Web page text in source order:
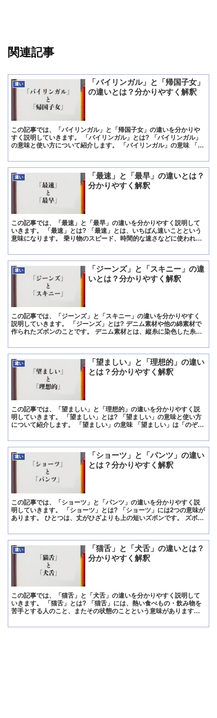
関連記事
違い
「バイリンガル」と「帰国子女」
の違いとは？分かりやすく解釈
この記事では、「バイリンガル」と「帰国子女」の違いを分かりや
すく説明していきます。 「バイリンガル」とは? 「バイリンガル」
の意味と使い方について紹介します。 「バイリンガル」の意味 「バ
違い
「最速」と「最早」の違いとは？
分かりやすく解釈
この記事では、「最速」と「最早」の違いを分かりやすく説明して
いきます。 「最速」とは? 「最速」とは、いちばん速いことという
意味になります。 乗り物のスピード、時間的な速さなどに使われる
違い
「ジーンズ」と「スキニー」の違
いとは？分かりやすく解釈
この記事では、「ジーンズ」と「スキニー」の違いを分かりやすく
説明していきます。 「ジーンズ」とは? デニム素材や他の綿素材で
作られたズボンのことです。 デニム素材とは、縦糸に染色した糸、
違い
「望ましい」と「理想的」の違い
とは？分かりやすく解釈
この記事では、「望ましい」と「理想的」の違いを分かりやすく説
明していきます。 「望ましい」とは? 「望ましい」の意味と使い方
について紹介します。 「望ましい」の意味 「望ましい」は「のぞま
違い
「ショーツ」と「パンツ」の違い
とは？分かりやすく解釈
この記事では、「ショーツ」と「パンツ」の違いを分かりやすく説
明していきます。 「ショーツ」とは? 「ショーツ」には2つの意味が
あります。 ひとつは、丈がひざよりも上の短いズボンです。 ズボン
違い
「猫舌」と「犬舌」の違いとは？
分かりやすく解釈
この記事では、「猫舌」と「犬舌」の違いを分かりやすく説明して
いきます。 「猫舌」とは? 「猫舌」には、熱い食べもの・飲み物を
苦手とする人のこと、またその状態のことという意味があります。